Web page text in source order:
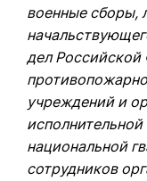
военные сборы,
дел Российской
учреждений и
национальной
сотрудников